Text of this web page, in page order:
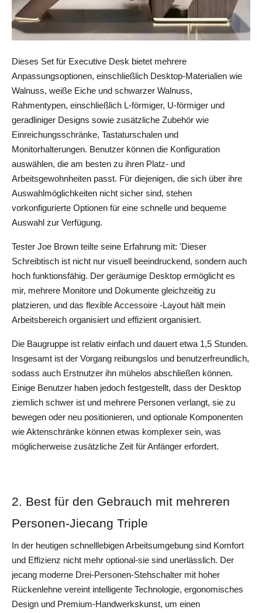
Dieses Set für Executive Desk bietet mehrere
Anpassungsoptionen, einschließlich Desktop-Materialien wie
Walnuss, weiße Eiche und schwarzer Walnuss,
Rahmentypen, einschließlich L-förmiger, U-förmiger und
geradliniger Designs sowie zusätzliche Zubehör wie
Einreichungsschränke, Tastaturschalen und
Monitorhalterungen. Benutzer können die Konfiguration
auswählen, die am besten zu ihren Platz- und
Arbeitsgewohnheiten passt. Für diejenigen, die sich über ihre
Auswahlmöglichkeiten nicht sicher sind, stehen
vorkonfigurierte Optionen für eine schnelle und bequeme
Auswahl zur Verfügung.
Tester Joe Brown teilte seine Erfahrung mit: 'Dieser
Schreibtisch ist nicht nur visuell beeindruckend, sondern auch
hoch funktionsfähig. Der geräumige Desktop ermöglicht es
mir, mehrere Monitore und Dokumente gleichzeitig zu
platzieren, und das flexible Accessoire -Layout hält mein
Arbeitsbereich organisiert und effizient organisiert.
Die Baugruppe ist relativ einfach und dauert etwa 1,5 Stunden.
Insgesamt ist der Vorgang reibungslos und benutzerfreundlich,
sodass auch Erstnutzer ihn mühelos abschließen können.
Einige Benutzer haben jedoch festgestellt, dass der Desktop
ziemlich schwer ist und mehrere Personen verlangt, sie zu
bewegen oder neu positionieren, und optionale Komponenten
wie Aktenschränke können etwas komplexer sein, was
möglicherweise zusätzliche Zeit für Anfänger erfordert.
2. Best für den Gebrauch mit mehreren
Personen-Jiecang Triple
In der heutigen schnelllebigen Arbeitsumgebung sind Komfort
und Effizienz nicht mehr optional-sie sind unerlässlich. Der
jecang moderne Drei-Personen-Stehschalter mit hoher
Rückenlehne vereint intelligente Technologie, ergonomisches
Design und Premium-Handwerkskunst, um einen